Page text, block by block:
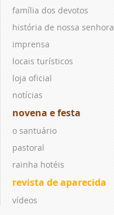
família dos devotos
história de nossa senhora
imprensa
locais turísticos
loja oficial
notícias
novena e festa
o santuário
pastoral
rainha hotéis
revista de aparecida
vídeos